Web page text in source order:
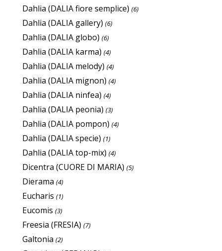
Dahlia (DALIA fiore semplice) (6)
Dahlia (DALIA gallery) (6)
Dahlia (DALIA globo) (6)
Dahlia (DALIA karma) (4)
Dahlia (DALIA melody) (4)
Dahlia (DALIA mignon) (4)
Dahlia (DALIA ninfea) (4)
Dahlia (DALIA peonia) (3)
Dahlia (DALIA pompon) (4)
Dahlia (DALIA specie) (1)
Dahlia (DALIA top-mix) (4)
Dicentra (CUORE DI MARIA) (5)
Dierama (4)
Eucharis (1)
Eucomis (3)
Freesia (FRESIA) (7)
Galtonia (2)